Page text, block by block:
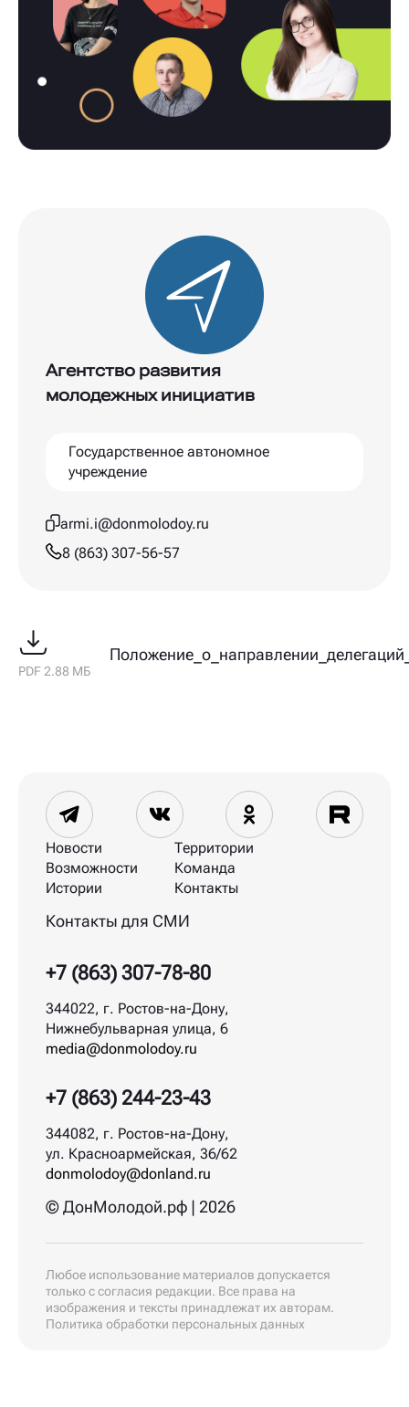
Государственное автономное
учреждение
Агентство развития
молодежных инициатив
armi.i@donmolodoy.ru
8 (863) 307-56-57
PDF 2.88 МБ
+7 (863) 244-23-43
344082, г. Ростов-на-Дону,
ул. Красноармейская, 36/62
donmolodoy@donland.ru
Контакты для СМИ
+7 (863) 307-78-80
344022, г. Ростов-на-Дону,
Нижнебульварная улица, 6
media@donmolodoy.ru
Новости
Возможности
Истории
Территории
Команда
Контакты
© ДонМолодой.рф | 2026
Любое использование материалов допускается
только с согласия редакции. Все права на
изображения и тексты принадлежат их авторам.
Политика обработки персональных данных